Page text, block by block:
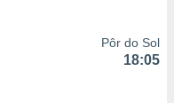
Pôr do Sol
18:05